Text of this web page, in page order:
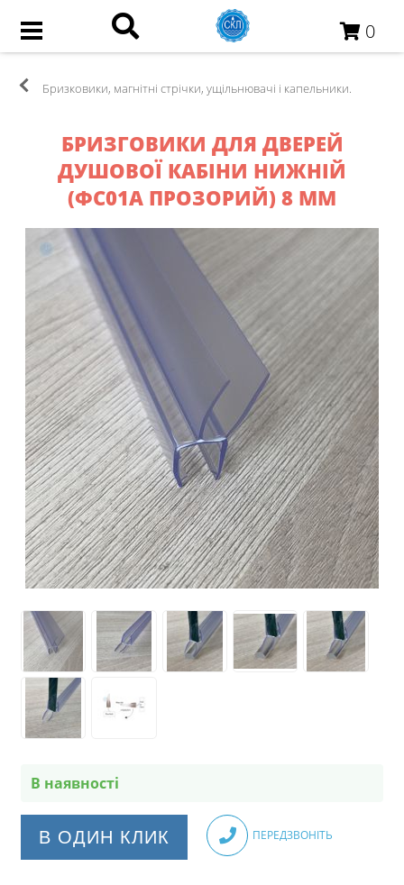
0
Бризковики, магнітні стрічки, ущільнювачі і капельники.
БРИЗГОВИКИ ДЛЯ ДВЕРЕЙ
ДУШОВОЇ КАБІНИ НИЖНІЙ
(ФС01А ПРОЗОРИЙ) 8 ММ
В наявності
В ОДИН КЛИК ПЕРЕДЗВОНІТЬ